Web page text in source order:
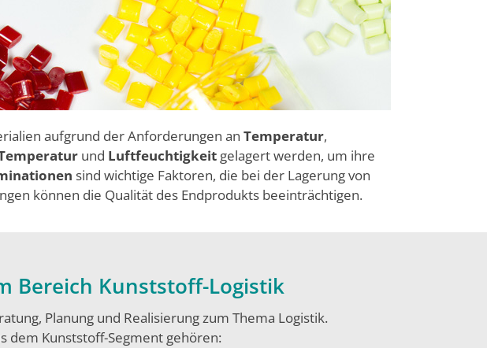
aufgrund der Anforderungen an Temperatur,
und Luftfeuchtigkeit gelagert werden, um ihre
sind wichtige Faktoren, die bei der Lagerung von
können die Qualität des Endprodukts beeinträchtigen.
Bereich Kunststoff-Logistik
Planung und Realisierung zum Thema Logistik.
dem Kunststoff-Segment gehören: